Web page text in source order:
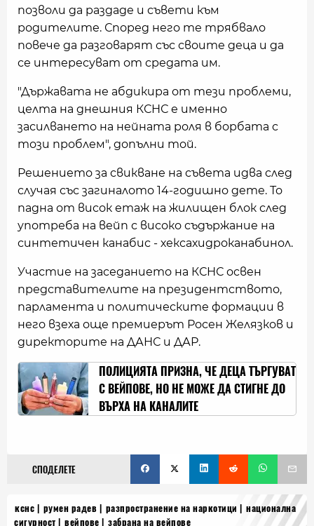
позволи да раздаде и съвети към
родителите. Според него те трябвало
повече да разговарят със своите деца и да
се интересуват от средата им.
"Държавата не абдикира от тези проблеми,
целта на днешния КСНС е именно
засилването на нейната роля в борбата с
този проблем", допълни той.
Решението за свикване на съвета идва след
случая със загиналото 14-годишно дете. То
падна от висок етаж на жилищен блок след
употреба на вейп с високо съдържание на
синтетичен канабис - хексахидроканабинол.
Участие на заседанието на КСНС освен
представителите на президентството,
парламента и политическите формации в
него взеха още премиерът Росен Желязков и
директорите на ДАНС и ДАР.
ПОЛИЦИЯТА ПРИЗНА, ЧЕ ДЕЦА ТЪРГУВАТ
С ВЕЙПОВЕ, НО НЕ МОЖЕ ДА СТИГНЕ ДО
ВЪРХА НА КАНАЛИТЕ
СПОДЕЛЕТЕ
кснс румен радев разпространение на наркотици
национална
сигурност
вейпове забрана на вейпове